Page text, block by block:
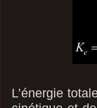
L’énergie